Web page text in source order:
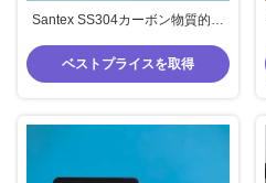
Santex SS304カーボン物質的な
Santexのコンパクターの部品
ベストプライスを取得